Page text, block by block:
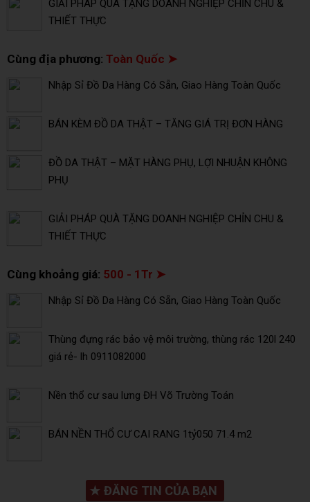
GIẢI PHÁP QUÀ TẶNG DOANH NGHIỆP CHỈN CHU &
THIẾT THỰC
Cùng địa phương: Toàn Quốc ➤
Nhập Sỉ Đồ Da Hàng Có Sẵn, Giao Hàng Toàn Quốc
BÁN KÈM ĐỒ DA THẬT – TĂNG GIÁ TRỊ ĐƠN HÀNG
ĐỒ DA THẬT – MẶT HÀNG PHỤ, LỢI NHUẬN KHÔNG
PHỤ
GIẢI PHÁP QUÀ TẶNG DOANH NGHIỆP CHỈN CHU &
THIẾT THỰC
Cùng khoảng giá: 500 - 1Tr ➤
Nhập Sỉ Đồ Da Hàng Có Sẵn, Giao Hàng Toàn Quốc
Thùng đựng rác bảo vệ môi trường, thùng rác 120l 240
giá rẻ- lh 0911082000
Nền thổ cư sau lưng ĐH Võ Trường Toán
BÁN NỀN THỔ CƯ CAI RANG 1tỷ050 71.4 m2
★ ĐĂNG TIN CỦA BẠN